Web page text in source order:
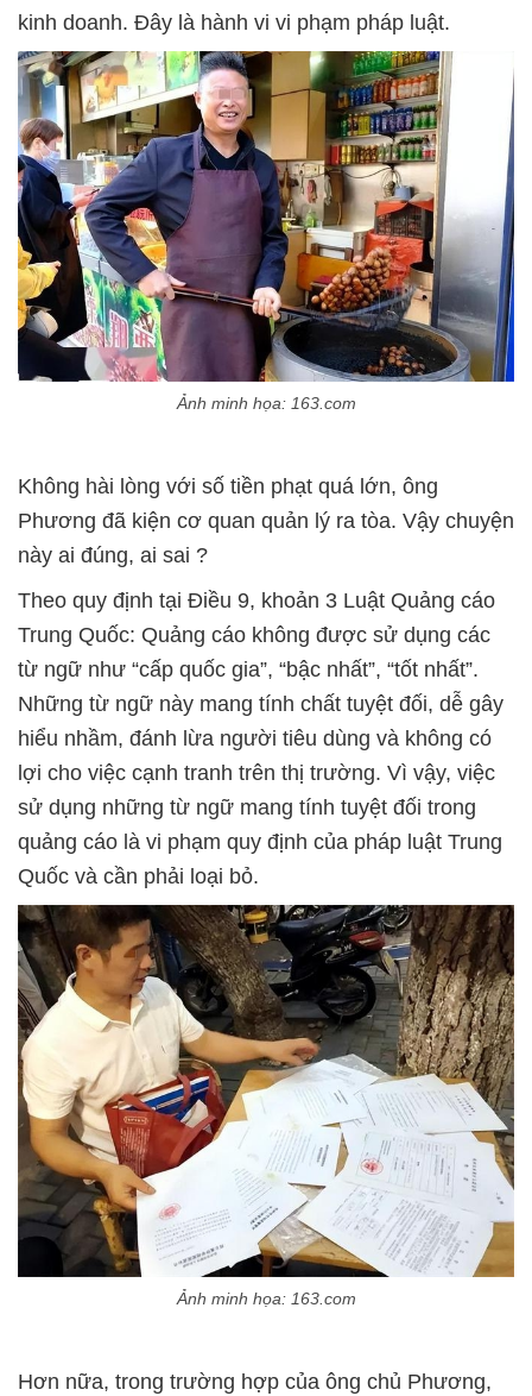
kinh doanh. Đây là hành vi vi phạm pháp luật.
Ảnh minh họa: 163.com
Không hài lòng với số tiền phạt quá lớn, ông
Phương đã kiện cơ quan quản lý ra tòa. Vậy chuyện
này ai đúng, ai sai ?
Theo quy định tại Điều 9, khoản 3 Luật Quảng cáo
Trung Quốc: Quảng cáo không được sử dụng các
từ ngữ như “cấp quốc gia”, “bậc nhất”, “tốt nhất”.
Những từ ngữ này mang tính chất tuyệt đối, dễ gây
hiểu nhầm, đánh lừa người tiêu dùng và không có
lợi cho việc cạnh tranh trên thị trường. Vì vậy, việc
sử dụng những từ ngữ mang tính tuyệt đối trong
quảng cáo là vi phạm quy định của pháp luật Trung
Quốc và cần phải loại bỏ.
Ảnh minh họa: 163.com
Hơn nữa, trong trường hợp của ông chủ Phương,